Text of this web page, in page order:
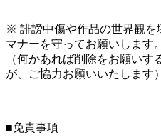
※ 誹謗中傷や作品の世界観を
マナーを守ってお願いします。
（何かあれば削除をお願い
が、ご協力お願いいたします）
■免責事項